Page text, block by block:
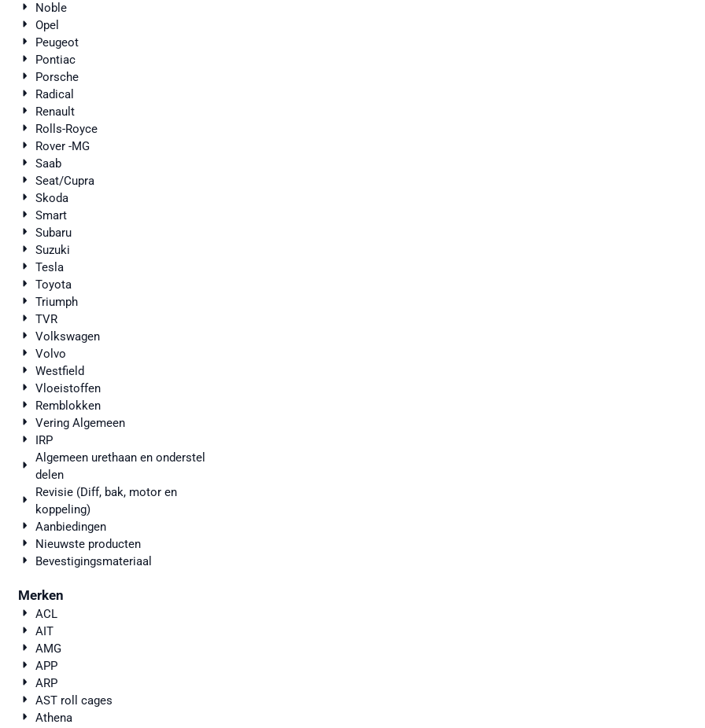
Noble
Opel
Peugeot
Pontiac
Porsche
Radical
Renault
Rolls-Royce
Rover -MG
Saab
Seat/Cupra
Skoda
Smart
Subaru
Suzuki
Tesla
Toyota
Triumph
TVR
Volkswagen
Volvo
Westfield
Vloeistoffen
Remblokken
Vering Algemeen
IRP
Algemeen urethaan en onderstel
delen
Revisie (Diff, bak, motor en
koppeling)
Aanbiedingen
Nieuwste producten
Bevestigingsmateriaal
Merken
ACL
AIT
AMG
APP
ARP
AST roll cages
Athena